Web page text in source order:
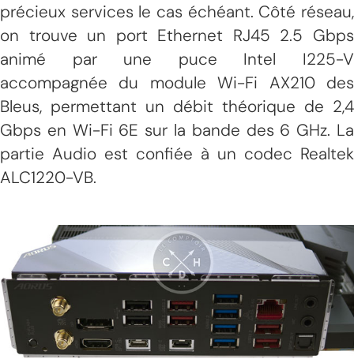
précieux services le cas échéant. Côté réseau,
on trouve un port Ethernet RJ45 2.5 Gbps
animé par une puce Intel I225-V
accompagnée du module Wi-Fi AX210 des
Bleus, permettant un débit théorique de 2,4
Gbps en Wi-Fi 6E sur la bande des 6 GHz. La
partie Audio est confiée à un codec Realtek
ALC1220-VB.